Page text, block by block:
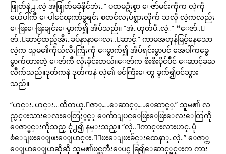
ဖြုတ်နဲ႕..လဲ့ အဖြုတ်မခံနိုင်ဘဴး..” ပထမဦးစွာ ေဇာ်မင်းကိုက လဲ့ကို
ယ်ေပါ်ကိဳ ေပါင်ေၾကာ်ခွရင်း စတင်လႈပ်ရွားလိုက် သလို လဲ့ကလည်း
ေဖြးေဖြးချင်းေမွာက်၍ အိပ်သည်။ “အဲ..ဟုတ်ပီ..လဲ့..” “ေဇာ်..ေ
ဇာ်..ေဆာင့်ထည့်အဳံး..ခပ်နာနာေလး..ေဆာင့်.” ကာမအဟုန်မြင့်နေသော
လဲ့က သူမ၏ကိုယ်လဳံးကြီးကို ေမွာက်၍ အိပ်ရင်းမွာပင် အေပါ်ကခွေ
မွာက်ထားတဲ့ ေဇာ်ကိဳ လိုးခိုင်းတယ်။ေဇာ်က စီးစီးပိုင်ပိဳင် ေဆာင့်ခႀ
လိဳက်သည်။ဒုတ်ကနဲ ဒုတ်ကနဲ လဲ့၏ ဖင်ကြီးေတွ ခွက်၍ဝင်သွား
သည်။
“ဟင္း..ဟင္း…ထိတယ္.ေဇာ္…ေဆာင့္…ေဆာင့္.” သူမ၏ လ
ည္ပင္းသားေလးေတြႏွင့္ ေက်ာျပင္ေဖြးေဖြးေလးေတြကို
ေဇာ္မင္းကိုသည္ ငုံ႕၍ နမ္းသည္။ “လဲ့..ေကာင္းလားဟင္..ပုံ
စံေျဖးေျဖးေျပာင္း.ေျဖးေျဖးခ်င္းထေနာ္..လဲ့..” ေဇာ္က
ေျပာေျပာဆိုဆို သူမ၏ဖင္ႀကီးေပၚ ခြ၍ေဆာင့္ရင္းက ကား